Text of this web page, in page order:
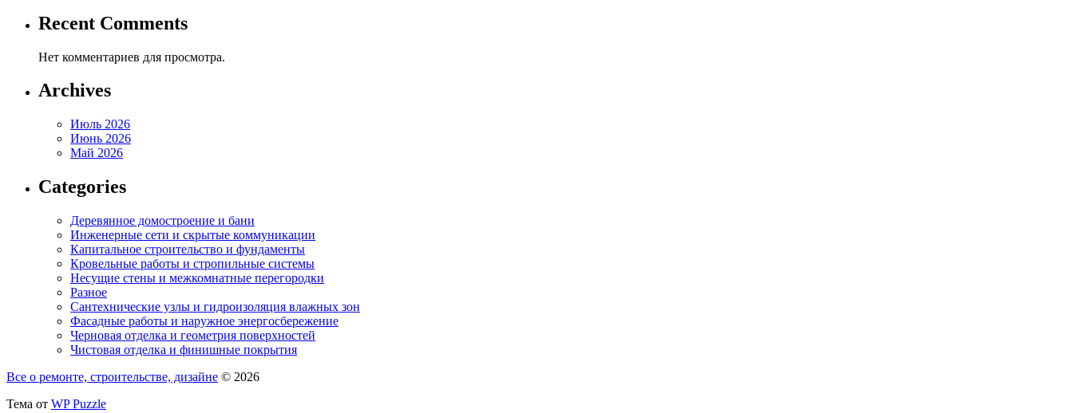
Recent Comments
Нет комментариев для просмотра.
Archives
Июль 2026
Июнь 2026
Май 2026
Categories
Деревянное домостроение и бани
Инженерные сети и скрытые коммуникации
Капитальное строительство и фундаменты
Кровельные работы и стропильные системы
Несущие стены и межкомнатные перегородки
Разное
Сантехнические узлы и гидроизоляция влажных зон
Фасадные работы и наружное энергосбережение
Черновая отделка и геометрия поверхностей
Чистовая отделка и финишные покрытия
Все о ремонте, строительстве, дизайне © 2026
Тема от WP Puzzle